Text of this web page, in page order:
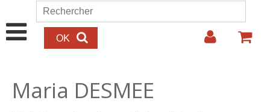
Aller au contenu principal
Formulaire de recherche
Rechercher
Maria DESMEE